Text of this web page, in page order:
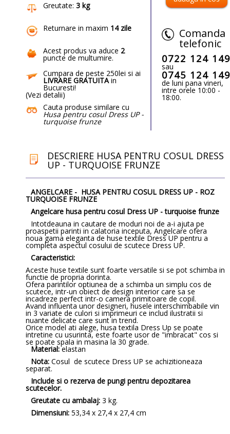
Greutate: 3 kg
Returnare in maxim 14 zile
Acest produs va aduce 2
puncte de multumire.
Cumpara de peste 250lei si ai
LIVRARE GRATUITAin
Bucuresti!
(Vezi detalii)
Cauta produse similare cu
Husa pentru cosul Dress UP -
turquoise frunze
Comanda
telefonic
0722 124 149
sau
0745 124 149
de luni pana vineri,
intre orele 10:00 -
18:00.
DESCRIERE HUSA PENTRU COSUL DRESS
UP - TURQUOISE FRUNZE
ANGELCARE - HUSA PENTRU COSUL DRESS UP - ROZ
TURQUOISE FRUNZE
Angelcare husa pentru cosul Dress UP - turquoise frunze
Intotdeauna in cautare de moduri noi de a-i ajuta pe
proaspetii parinti in calatoria inceputa, Angelcare ofera
noua gama eleganta de huse textile Dress UP pentru a
completa aspectul cosului de scutece Dress UP.
Caracteristici:
Aceste huse textile sunt foarte versatile si se pot schimba in
functie de propria dorinta.
Ofera parintilor optiunea de a schimba un simplu cos de
scutece, intr-un obiect de design interior care sa se
incadreze perfect intr-o camera primitoare de copil.
Avand influenta unor designeri, husele interschimbabile vin
in 3 variate de culori si imprimeuri ce includ ilustratii si
nuante delicate care sunt in trend.
Orice model ati alege, husa textila Dress Up se poate
intretine cu usurinta, este foarte usor de "imbracat" cos si
se poate spala in masina la 30 grade.
Material:elastan
Nota: Cosul de scutece Dress UP se achizitioneaza
separat.
Include si o rezerva de pungi pentru depozitarea
scutecelor.
Greutate cu ambalaj: 3 kg.
Dimensiuni: 53,34 x 27,4 x 27,4 cm